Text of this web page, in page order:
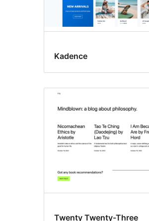
Kadence
Twenty Twenty-Three